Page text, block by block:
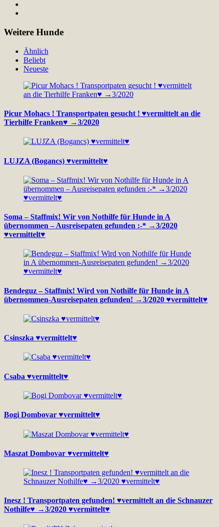
Weitere Hunde
Ähnlich
Beliebt
Neueste
Picur Mohacs ! Transportpaten gesucht ! ♥vermittelt an die
Tierhilfe Franken♥ →3/2020
LUJZA (Bogancs) ♥vermittelt♥
Soma – Staffmix! Wir von Nothilfe für Hunde in A
übernommen – Ausreisepaten gefunden :-* →3/2020
♥vermittelt♥
Bendeguz – Staffmix! Wird von Nothilfe für Hunde in A
übernommen-Ausreisepaten gefunden! →3/2020 ♥vermittelt♥
Csinszka ♥vermittelt♥
Csaba ♥vermittelt♥
Bogi Dombovar ♥vermittelt♥
Maszat Dombovar ♥vermittelt♥
Inesz ! Transportpaten gefunden! ♥vermittelt an die Schnauzer
Nothilfe♥ →3/2020 ♥vermittelt♥